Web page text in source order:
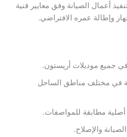
أعمال الصيانة وفق معايير فنية
وإطالة عمره الافتراضي.
جميع موديلات أريستون.
في مختلف مناطق الساحل
أصلية مطابقة للمواصفات.
والإصلاح.